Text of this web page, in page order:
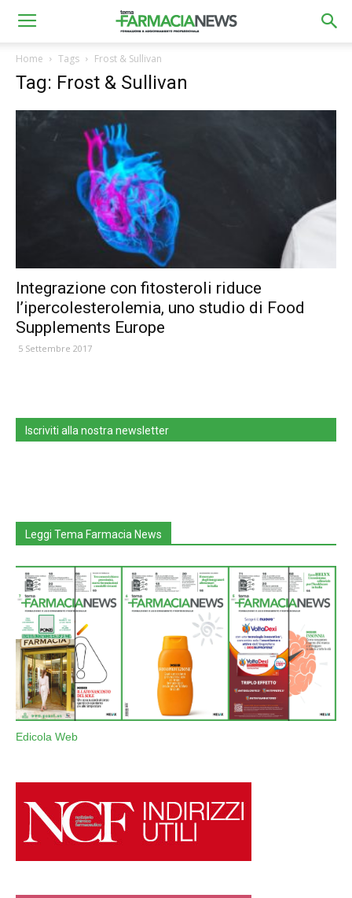
Home Tags Frost & Sullivan
Tag: Frost & Sullivan
Integrazione con fitosteroli riduce
l’ipercolesterolemia, uno studio di Food
Supplements Europe
5 Settembre 2017
Iscriviti alla nostra newsletter
Leggi Tema Farmacia News
Edicola Web